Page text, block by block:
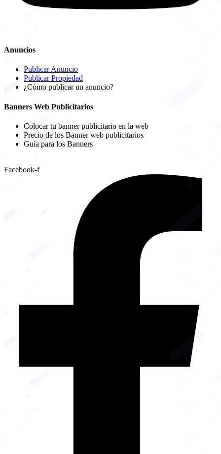
Anuncios
Publicar Anuncio
Publicar Propiedad
¿Cómo publicar un anuncio?
Banners Web Publicitarios
Colocar tu banner publicitario en la web
Precio de los Banner web publicitarios
Guía para los Banners
Facebook-f